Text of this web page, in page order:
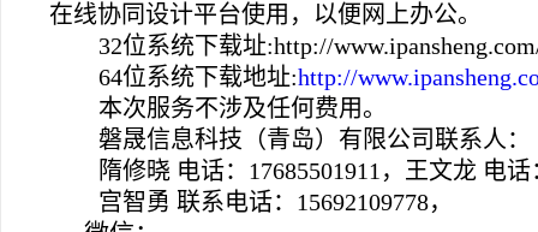
在线协同设计平台使用，以便网上办公。
32位系统下载址:http://
64位系统下载地址:http://
本次服务不涉及任何费用。
磐晟信息科技（青岛）有限公司联系人：
隋修晓 电话：17685501911，王文龙 电话
宫智勇 联系电话：15692109778，